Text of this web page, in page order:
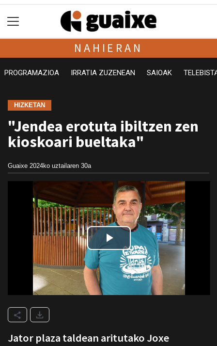
NAHIERAN
PROGRAMAZIOA IRRATIA ZUZENEAN SAIOAK
HIZKETAN
"Jendea erotuta ibiltzen zen
kioskoari bueltaka"
Guaixe 2024ko uztailaren 30a
Jator plaza taldean aritutako Joxe